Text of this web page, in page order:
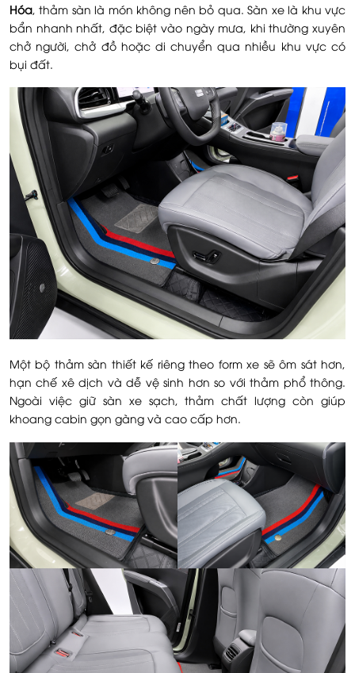
Hóa , thảm sàn là món không nên bỏ qua. Sàn xe là khu vực
bẩn nhanh nhất, đặc biệt vào ngày mưa, khi thường xuyên
chở người, chở đồ hoặc di chuyển qua nhiều khu vực có
bụi đất.
Một bộ thảm sàn thiết kế riêng theo form xe sẽ ôm sát hơn,
hạn chế xê dịch và dễ vệ sinh hơn so với thảm phổ thông.
Ngoài việc giữ sàn xe sạch, thảm chất lượng còn giúp
khoang cabin gọn gàng và cao cấp hơn.